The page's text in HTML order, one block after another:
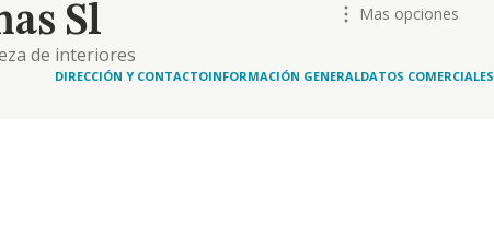
Sl
de interiores
alquiler,
Mas opciones
DIRECCIÓN Y CONTACTOINFORMACIÓN GENERALDATOS COMERCIALES